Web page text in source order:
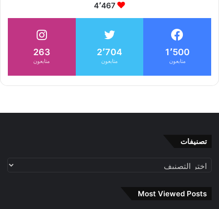
4٬467
1٬500
متابعون
2٬704
متابعون
263
متابعون
تصنيفات
تصنيفات
Most Viewed Posts